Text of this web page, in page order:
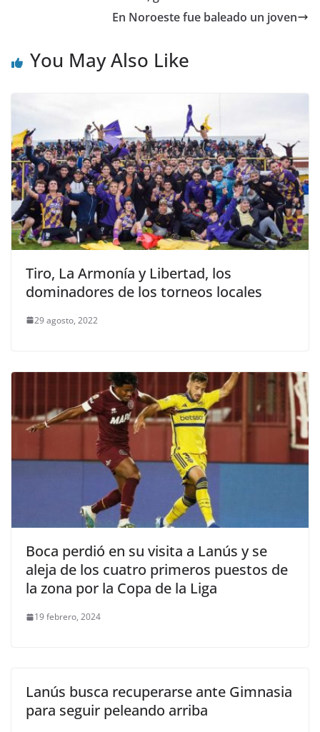
En Noroeste fue baleado un joven
You May Also Like
Tiro, La Armonía y Libertad, los
dominadores de los torneos locales
29 agosto, 2022
Boca perdió en su visita a Lanús y se
aleja de los cuatro primeros puestos de
la zona por la Copa de la Liga
19 febrero, 2024
Lanús busca recuperarse ante Gimnasia
para seguir peleando arriba